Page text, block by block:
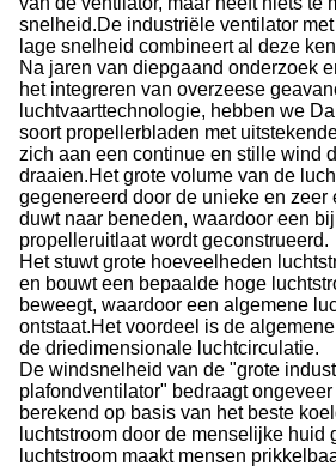
snelheid.De industriële ventilator
lage snelheid combineert al deze
Na jaren van diepgaand onderzoek
het integreren van overzeese
luchtvaarttechnologie, hebben we
soort propellerbladen met
zich aan een continue en stille wind
draaien.Het grote volume van de
gegenereerd door de unieke en zeer
duwt naar beneden, waardoor een
propelleruitlaat wordt geconstrueerd.
Het stuwt grote hoeveelheden
en bouwt een bepaalde hoge
beweegt, waardoor een algemene
ontstaat.Het voordeel is de
de driedimensionale luchtcirculatie.
De windsnelheid van de "grote
plafondventilator" bedraagt
berekend op basis van het beste
luchtstroom door de menselijke huid
luchtstroom maakt mensen